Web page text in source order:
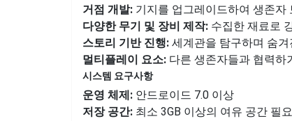
거점 개발: 기지를 업그레이드하여 생존자
다양한 무기 및 장비 제작: 수집한 재료로
스토리 기반 진행: 세계관을 탐구하며 숨
멀티플레이 요소: 다른 생존자들과 협력하
시스템 요구사항
운영 체제: 안드로이드 7.0 이상
저장 공간: 최소 3GB 이상의 여유 공간 필요